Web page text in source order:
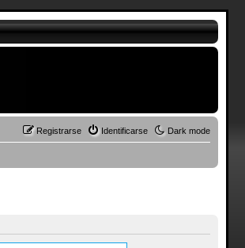
Dark mode
Identificarse
Registrarse